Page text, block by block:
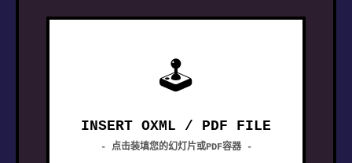
🕹
INSERT OXML / PDF FILE
- 点击装填您的幻灯片或PDF容器 -